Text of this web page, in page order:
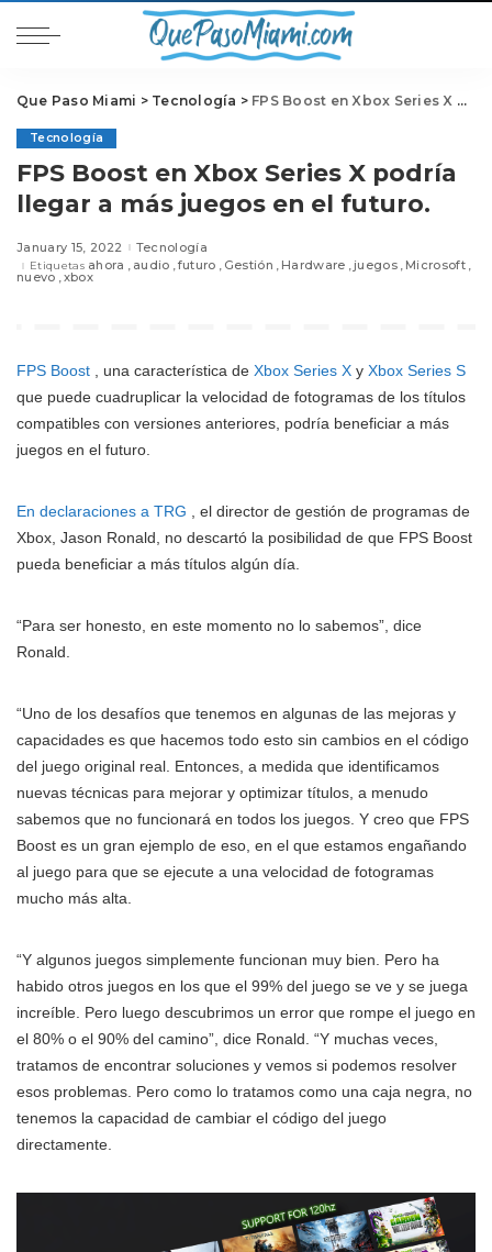
Que Paso Miami > Tecnología > FPS Boost en Xbox Series X podría llegar a más juegos en el futuro.
Tecnología
FPS Boost en Xbox Series X podría
llegar a más juegos en el futuro.
January 15, 2022 Tecnología
Etiquetas ahora audio futuro Gestión Hardware juegos Microsoft
nuevo xbox
FPS Boost , una característica de Xbox Series X y Xbox Series S
que puede cuadruplicar la velocidad de fotogramas de los títulos
compatibles con versiones anteriores, podría beneficiar a más
juegos en el futuro.
En declaraciones a TRG , el director de gestión de programas de
Xbox, Jason Ronald, no descartó la posibilidad de que FPS Boost
pueda beneficiar a más títulos algún día.
“Para ser honesto, en este momento no lo sabemos”, dice
Ronald.
“Uno de los desafíos que tenemos en algunas de las mejoras y
capacidades es que hacemos todo esto sin cambios en el código
del juego original real. Entonces, a medida que identificamos
nuevas técnicas para mejorar y optimizar títulos, a menudo
sabemos que no funcionará en todos los juegos. Y creo que FPS
Boost es un gran ejemplo de eso, en el que estamos engañando
al juego para que se ejecute a una velocidad de fotogramas
mucho más alta.
“Y algunos juegos simplemente funcionan muy bien. Pero ha
habido otros juegos en los que el 99% del juego se ve y se juega
increíble. Pero luego descubrimos un error que rompe el juego en
el 80% o el 90% del camino”, dice Ronald. “Y muchas veces,
tratamos de encontrar soluciones y vemos si podemos resolver
esos problemas. Pero como lo tratamos como una caja negra, no
tenemos la capacidad de cambiar el código del juego
directamente.